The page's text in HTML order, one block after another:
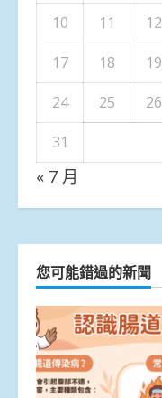
10
11 12
17
18 19
24
25 26
31
« 7 月
您可能錯過的新聞